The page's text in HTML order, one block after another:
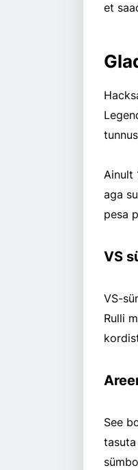
et
Ainult
aga
pesa
VS
VS-
Rulli
See